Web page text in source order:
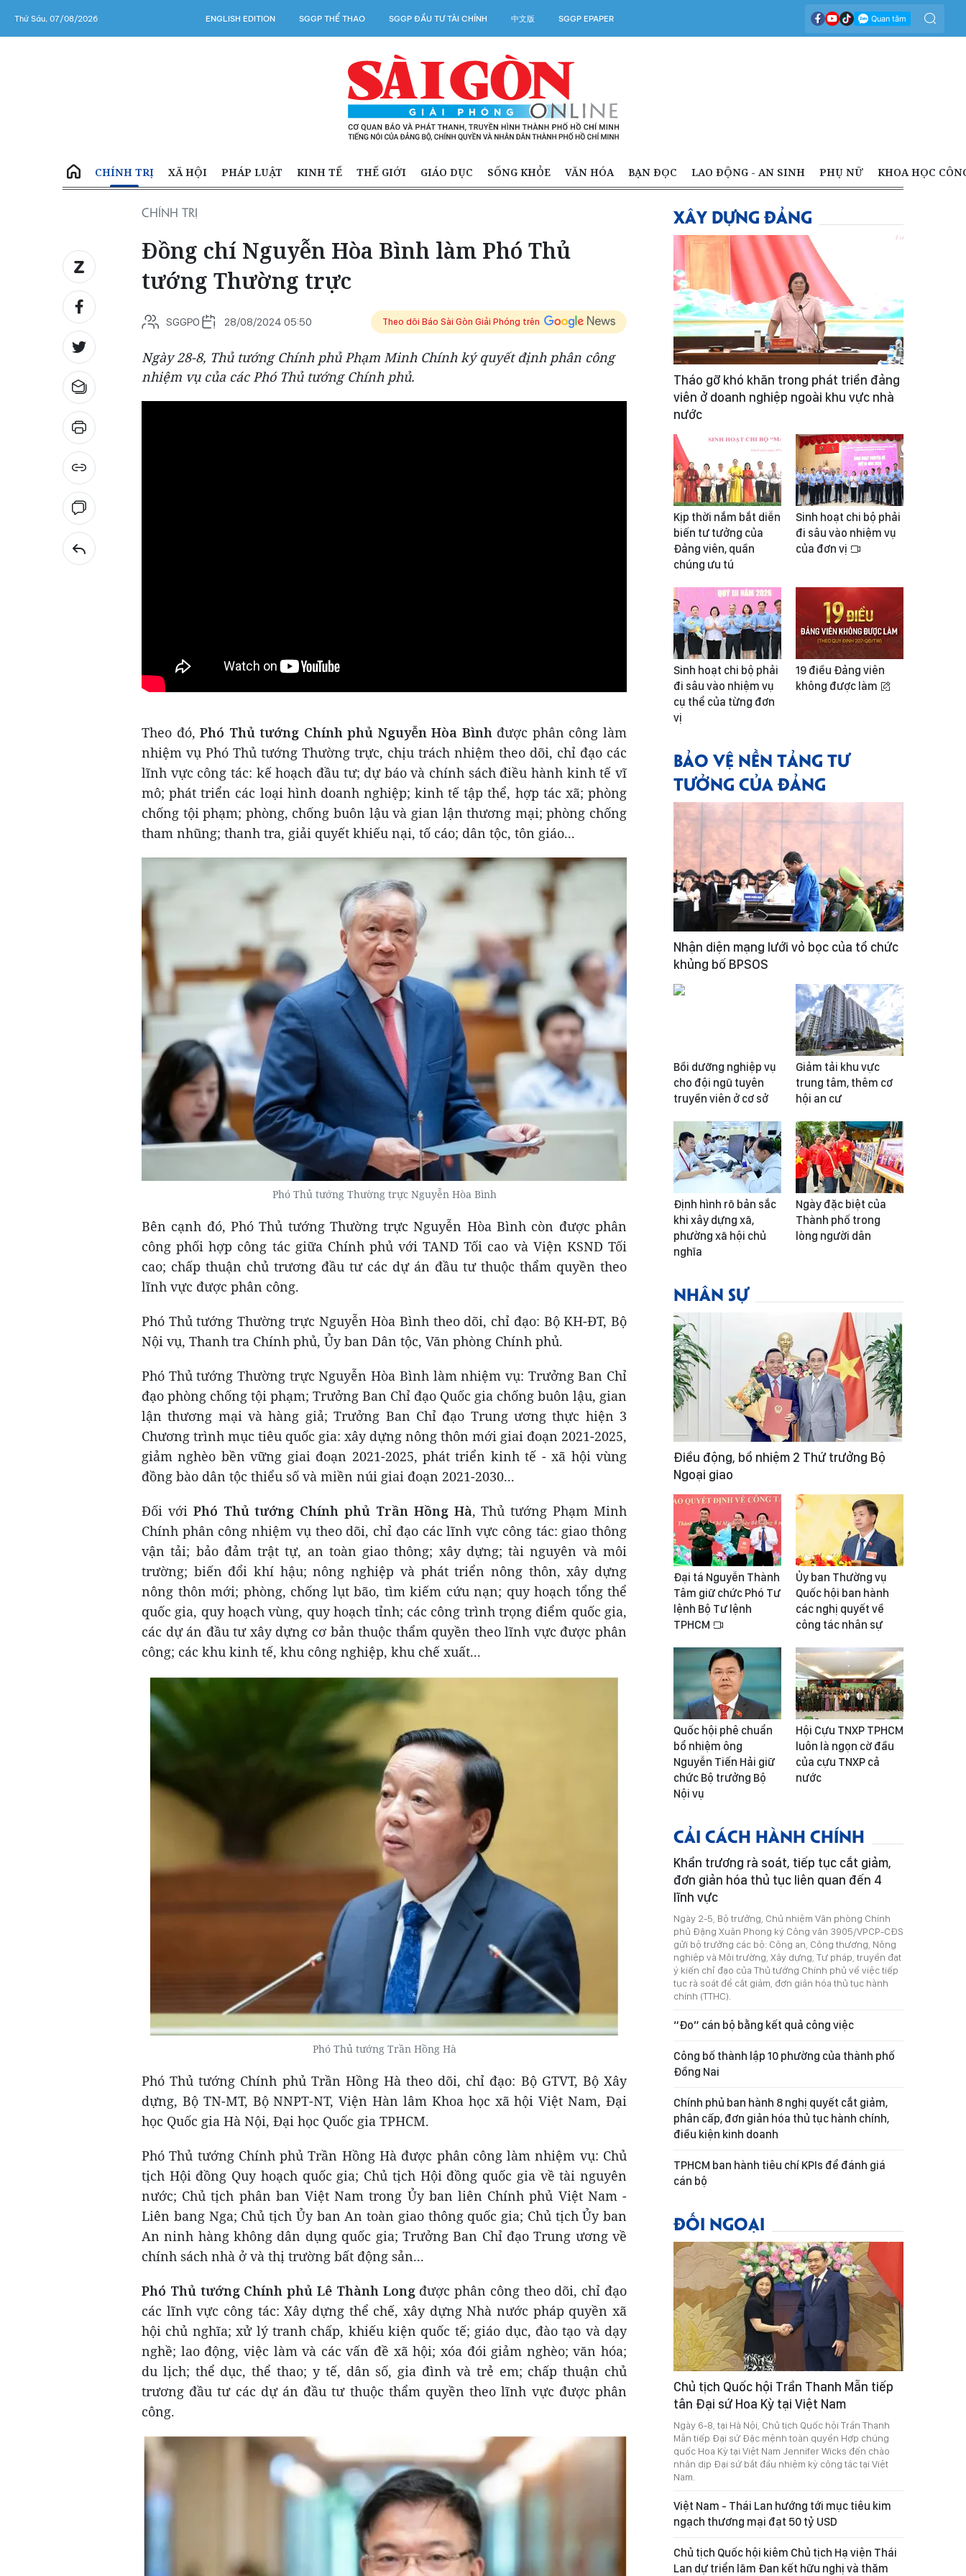
Thứ Sáu, 07/08/2026 ENGLISH EDITION SGGP THỂ THAO SGGP ĐẦU TƯ TÀI CHÍNH 中文版 SGGP EPAPER
CHÍNH TRỊ XÃ HỘI PHÁP LUẬT KINH TẾ THẾ GIỚI GIÁO DỤC SỐNG KHỎE VĂN HÓA BẠN ĐỌC LAO ĐỘNG - AN SINH PHỤ NỮ KHOA HỌC
CHÍNH TRỊ
Đồng chí Nguyễn Hòa Bình làm Phó Thủ
tướng Thường trực
SGGPO 28/08/2024 05:50 Theo dõi Báo Sài Gòn Giải Phóng trên
Ngày 28-8, Thủ tướng Chính phủ Phạm Minh Chính ký quyết định phân công
nhiệm vụ của các Phó Thủ tướng Chính phủ.
Theo đó,Phó Thủ tướng Chính phủ Nguyễn Hòa Bìnhđược phân công làm
nhiệm vụ Phó Thủ tướng Thường trực, chịu trách nhiệm theo dõi, chỉ đạo các
lĩnh vực công tác: kế hoạch đầu tư; dự báo và chính sách điều hành kinh tế vĩ
mô; phát triển các loại hình doanh nghiệp; kinh tế tập thể, hợp tác xã; phòng
chống tội phạm; phòng, chống buôn lậu và gian lận thương mại; phòng chống
tham nhũng; thanh tra, giải quyết khiếu nại, tố cáo; dân tộc, tôn giáo...
Phó Thủ tướng Thường trực Nguyễn Hòa Bình
Bên cạnh đó, Phó Thủ tướng Thường trực Nguyễn Hòa Bình còn được phân
công phối hợp công tác giữa Chính phủ với TAND Tối cao và Viện KSND Tối
cao; chấp thuận chủ trương đầu tư các dự án đầu tư thuộc thẩm quyền theo
lĩnh vực được phân công.
Phó Thủ tướng Thường trực Nguyễn Hòa Bình theo dõi, chỉ đạo: Bộ KH-ĐT, Bộ
Nội vụ, Thanh tra Chính phủ, Ủy ban Dân tộc, Văn phòng Chính phủ.
Phó Thủ tướng Thường trực Nguyễn Hòa Bình làm nhiệm vụ: Trưởng Ban Chỉ
đạo phòng chống tội phạm; Trưởng Ban Chỉ đạo Quốc gia chống buôn lậu, gian
lận thương mại và hàng giả; Trưởng Ban Chỉ đạo Trung ương thực hiện 3
Chương trình mục tiêu quốc gia: xây dựng nông thôn mới giai đoạn 2021-2025,
giảm nghèo bền vững giai đoạn 2021-2025, phát triển kinh tế - xã hội vùng
đồng bào dân tộc thiểu số và miền núi giai đoạn 2021-2030...
Đối với Phó Thủ tướng Chính phủ Trần Hồng Hà, Thủ tướng Phạm Minh
Chính phân công nhiệm vụ theo dõi, chỉ đạo các lĩnh vực công tác: giao thông
vận tải; bảo đảm trật tự, an toàn giao thông; xây dựng; tài nguyên và môi
trường; biến đổi khí hậu; nông nghiệp và phát triển nông thôn, xây dựng
nông thôn mới; phòng, chống lụt bão, tìm kiếm cứu nạn; quy hoạch tổng thể
quốc gia, quy hoạch vùng, quy hoạch tỉnh; các công trình trọng điểm quốc gia,
các dự án đầu tư xây dựng cơ bản thuộc thẩm quyền theo lĩnh vực được phân
công; các khu kinh tế, khu công nghiệp, khu chế xuất...
Phó Thủ tướng Trần Hồng Hà
Phó Thủ tướng Chính phủ Trần Hồng Hà theo dõi, chỉ đạo: Bộ GTVT, Bộ Xây
dựng, Bộ TN-MT, Bộ NNPT-NT, Viện Hàn lâm Khoa học xã hội Việt Nam, Đại
học Quốc gia Hà Nội, Đại học Quốc gia TPHCM.
Phó Thủ tướng Chính phủ Trần Hồng Hà được phân công làm nhiệm vụ: Chủ
tịch Hội đồng Quy hoạch quốc gia; Chủ tịch Hội đồng quốc gia về tài nguyên
nước; Chủ tịch phân ban Việt Nam trong Ủy ban liên Chính phủ Việt Nam -
Liên bang Nga; Chủ tịch Ủy ban An toàn giao thông quốc gia; Chủ tịch Ủy ban
An ninh hàng không dân dụng quốc gia; Trưởng Ban Chỉ đạo Trung ương về
chính sách nhà ở và thị trường bất động sản...
Phó Thủ tướng Chính phủ Lê Thành Longđược phân công theo dõi, chỉ đạo
các lĩnh vực công tác: Xây dựng thể chế, xây dựng Nhà nước pháp quyền xã
hội chủ nghĩa; xử lý tranh chấp, khiếu kiện quốc tế; giáo dục, đào tạo và dạy
nghề; lao động, việc làm và các vấn đề xã hội; xóa đói giảm nghèo; văn hóa;
du lịch; thể dục, thể thao; y tế, dân số, gia đình và trẻ em; chấp thuận chủ
trương đầu tư các dự án đầu tư thuộc thẩm quyền theo lĩnh vực được phân
công.
XÂY DỰNG ĐẢNG
Tháo gỡ khó khăn trong phát triển đảng
viên ở doanh nghiệp ngoài khu vực nhà
nước
Kịp thời nắm bắt diễn
biến tư tưởng của
Đảng viên, quần
chúng ưu tú
Sinh hoạt chi bộ phải
đi sâu vào nhiệm vụ
của đơn vị
Sinh hoạt chi bộ phải
đi sâu vào nhiệm vụ
cụ thể của từng đơn
vị
19 điều Đảng viên
không được làm
BẢO VỆ NỀN TẢNG TƯ
TƯỞNG CỦA ĐẢNG
Nhận diện mạng lưới vỏ bọc của tổ chức
khủng bố BPSOS
Bồi dưỡng nghiệp vụ
cho đội ngũ tuyên
truyền viên ở cơ sở
Giảm tải khu vực
trung tâm, thêm cơ
hội an cư
Định hình rõ bản sắc
khi xây dựng xã,
phường xã hội chủ
nghĩa
Ngày đặc biệt của
Thành phố trong
lòng người dân
NHÂN SỰ
Điều động, bổ nhiệm 2 Thứ trưởng Bộ
Ngoại giao
Đại tá Nguyễn Thành
Tâm giữ chức Phó Tư
lệnh Bộ Tư lệnh
TPHCM
Ủy ban Thường vụ
Quốc hội ban hành
các nghị quyết về
công tác nhân sự
Quốc hội phê chuẩn
bổ nhiệm ông
Nguyễn Tiến Hải giữ
chức Bộ trưởng Bộ
Nội vụ
Hội Cựu TNXP TPHCM
luôn là ngọn cờ đầu
của cựu TNXP cả
nước
CẢI CÁCH HÀNH CHÍNH
Khẩn trương rà soát, tiếp tục cắt giảm,
đơn giản hóa thủ tục liên quan đến 4
lĩnh vực
Ngày 2-5, Bộ trưởng, Chủ nhiệm Văn phòng Chính
phủ Đặng Xuân Phong ký Công văn 3905/VPCP-CĐS
gửi bộ trưởng các bộ: Công an, Công thương, Nông
nghiệp và Môi trường, Xây dựng, Tư pháp, truyền đạt
ý kiến chỉ đạo của Thủ tướng Chính phủ về việc tiếp
tục rà soát để cắt giảm, đơn giản hóa thủ tục hành
chính (TTHC).
“Đo” cán bộ bằng kết quả công việc
Công bố thành lập 10 phường của thành phố
Đồng Nai
Chính phủ ban hành 8 nghị quyết cắt giảm,
phân cấp, đơn giản hóa thủ tục hành chính,
điều kiện kinh doanh
TPHCM ban hành tiêu chí KPIs để đánh giá
cán bộ
ĐỐI NGOẠI
Chủ tịch Quốc hội Trần Thanh Mẫn tiếp
tân Đại sứ Hoa Kỳ tại Việt Nam
Ngày 6-8, tại Hà Nội, Chủ tịch Quốc hội Trần Thanh
Mẫn tiếp Đại sứ Đặc mệnh toàn quyền Hợp chúng
quốc Hoa Kỳ tại Việt Nam Jennifer Wicks đến chào
nhân dịp Đại sứ bắt đầu nhiệm kỳ công tác tại Việt
Nam.
Việt Nam - Thái Lan hướng tới mục tiêu kim
ngạch thương mại đạt 50 tỷ USD
Chủ tịch Quốc hội kiêm Chủ tịch Hạ viện Thái
Lan dự triển lãm Đan kết hữu nghị và thăm